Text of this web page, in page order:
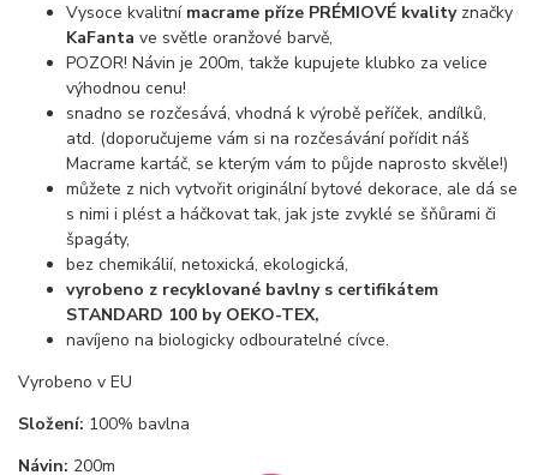
Vysoce kvalitní macrame příze PRÉMIOVÉ kvalityznačky
KaFanta ve světle oranžové barvě,
POZOR! Návin je 200m, takže kupujete klubko za velice
výhodnou cenu!
snadno se rozčesává, vhodná k výrobě peříček, andílků,
atd. (doporučujeme vám si na rozčesávání pořídit náš
Macrame kartáč, se kterým vám to půjde naprosto skvěle!)
můžete z nich vytvořit originální bytové dekorace, ale dá se
s nimi i plést a háčkovat tak, jak jste zvyklé se šňůrami či
špagáty,
bez chemikálií, netoxická, ekologická,
vyrobeno z recyklované bavlny s certifikátem
STANDARD 100 by OEKO-TEX,
navíjeno na biologicky odbouratelné cívce.
Vyrobeno v EU
Složení: 100% bavlna
Návin: 200m